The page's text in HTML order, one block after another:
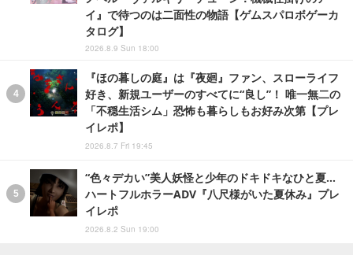
イ』で待つのは二面性の物語【ゲムスパロボゲーカ
タログ】
2026.8.9 Sun 18:00
『ほの暮しの庭』は『夜廻』ファン、スローライフ
好き、新規ユーザーのすべてに“良し”！ 唯一無二の
「不穏生活シム」恐怖も暮らしもお好み次第【プレ
イレポ】
2026.8.7 Fri 19:45
“色々デカい”美人妖怪と少年のドキドキなひと夏…
ハートフルホラーADV『八尺様がいた夏休み』プレ
イレポ
2026.8.2 Sun 19:00